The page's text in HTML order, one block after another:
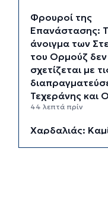
Φρουροί της
Επανάστασης:
άνοιγμα των
του Ορμούζ δεν
σχετίζεται με
Τεχεράνης και
44 λεπτά πρίν
Χαρδαλιάς: